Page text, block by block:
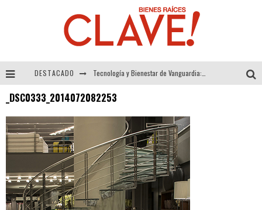
DESTACADO
_DSC0333_2014072082253